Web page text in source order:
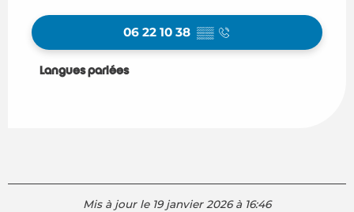
06 22 10 38 ▒▒
Langues parlées
Langues parlées
Mis à jour le 19 janvier 2026 à 16:46